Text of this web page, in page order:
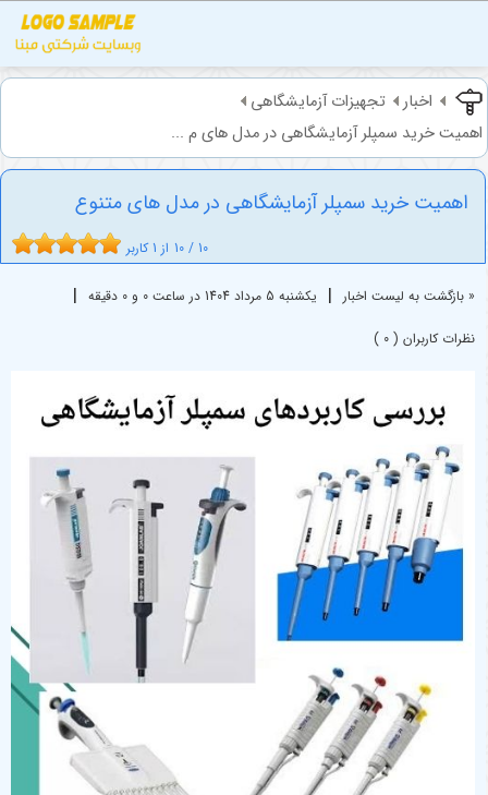
اخبار
تجهیزات آزمایشگاهی
اهمیت خرید سمپلر آزمایشگاهی در مدل های م ...
اهمیت خرید سمپلر آزمایشگاهی در مدل های متنوع
10 / 10 از 1 کاربر
« بازگشت به لیست اخبار | یکشنبه 5 مرداد 1404 در ساعت 0 و 0 دقیقه |
نظرات کاربران ( 0 )